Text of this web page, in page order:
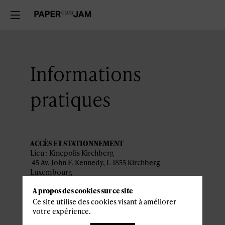
Informations
pratiques
ACCÈS ET STATIONNEMENT
Lieu : Kinepolis Kirchberg
45 Av. John F. Kennedy, L-1855 Kirchberg
Luxembourg
Parking recommandé :Auchan Kirchberg
A propos des cookies sur ce site
Ce site utilise des cookies visant à améliorer
votre expérience.